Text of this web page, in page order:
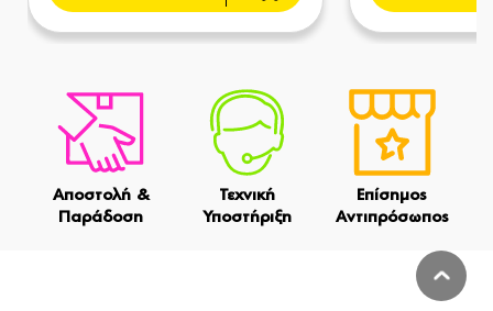
Αποστολή &
Παράδοση
Τεχνική
Υποστήριξη
Επίσημος
Αντιπρόσωπος